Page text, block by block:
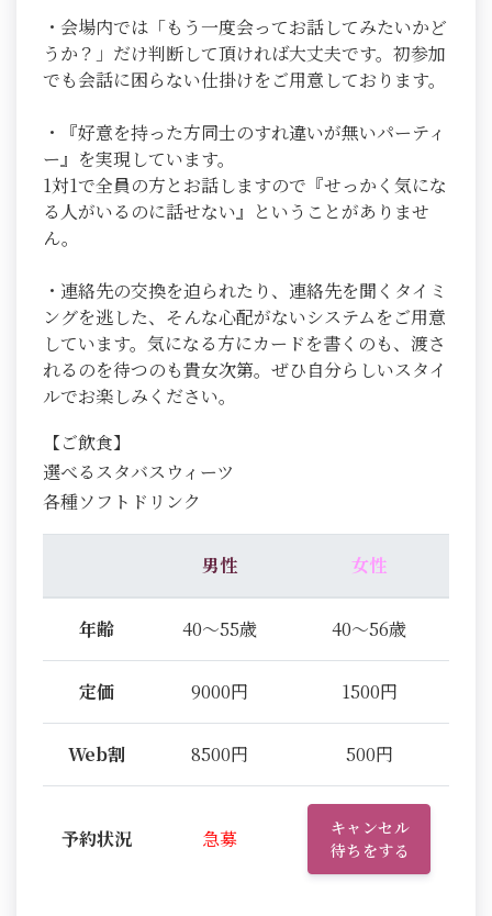
・会場内では「もう一度会ってお話してみたいかど
うか？」だけ判断して頂ければ大丈夫です。初参加
でも会話に困らない仕掛けをご用意しております。
・『好意を持った方同士のすれ違いが無いパーティ
ー』を実現しています。
1対1で全員の方とお話しますので『せっかく気にな
る人がいるのに話せない』ということがありませ
ん。
・連絡先の交換を迫られたり、連絡先を聞くタイミ
ングを逃した、そんな心配がないシステムをご用意
しています。気になる方にカードを書くのも、渡さ
れるのを待つのも貴女次第。ぜひ自分らしいスタイ
ルでお楽しみください。
【ご飲食】
選べるスタバスウィーツ
各種ソフトドリンク
男性 女性
年齢 40～55歳 40～56歳
定価 9000円 1500円
Web割 8500円 500円
予約状況 急募
キャンセル
待ちをする